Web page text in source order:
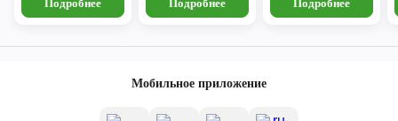
Подробнее Подробнее Подробнее
Мобильное приложение